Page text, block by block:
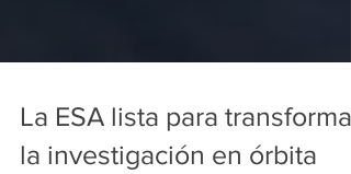
La ESA lista para transformar